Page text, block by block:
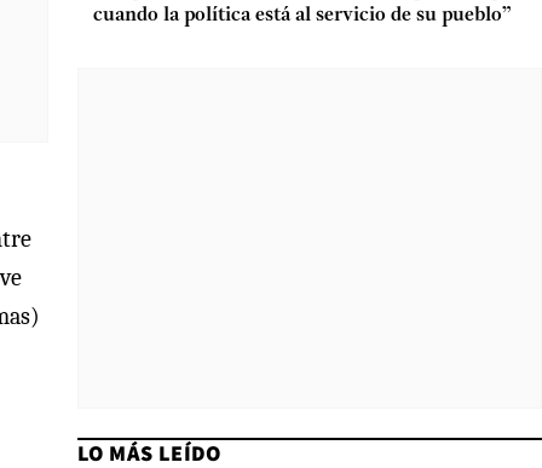
cuando la política está al servicio de su pueblo”
LO MÁS LEÍDO